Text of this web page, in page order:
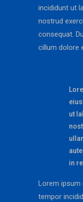
incididunt ut
nostrud
consequat.
cillum dolore
ut
in
Lorem
tempor